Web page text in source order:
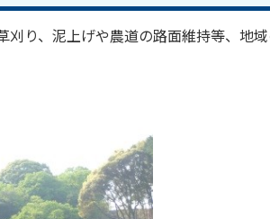
刈り、泥上げや農道の路面維持等、地